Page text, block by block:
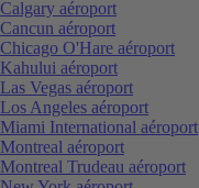
Calgary aéroport
Cancun aéroport
Chicago O'Hare aéroport
Kahului aéroport
Las Vegas aéroport
Los Angeles aéroport
Miami International aéroport
Montreal aéroport
Montreal Trudeau aéroport